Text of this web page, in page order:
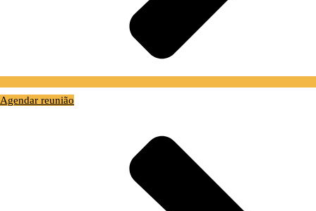
Agendar reunião